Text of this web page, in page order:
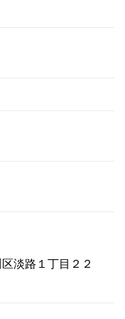
淡路１丁目２２